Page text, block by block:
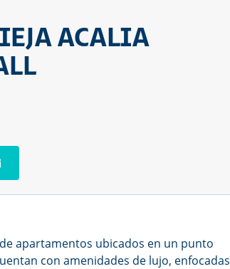
ACALIA
apartamentos ubicados en un punto
con amenidades de lujo, enfocadas